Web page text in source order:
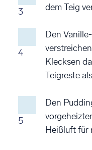
3
dem Teig
4
Den
Klecksen
Teigreste
5
Den
Heißluft für